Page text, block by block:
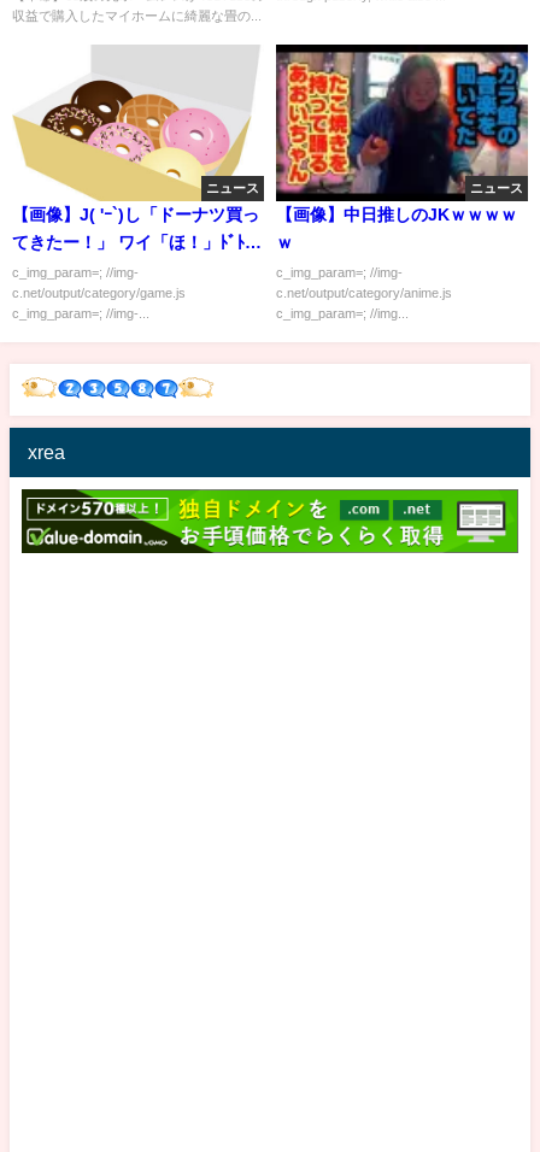
収益で購入したマイホームに綺麗な畳の...
ニュース
【画像】J( 'ｰ`)し「ドーナツ買っ
てきたー！」 ワイ「ほ！」ﾄﾞﾄﾞ
ﾄﾞﾄﾞﾄﾞ←階段を駆け上る音
c_img_param=; //img-
c.net/output/category/game.js
c_img_param=; //img-...
ニュース
【画像】中日推しのJKｗｗｗｗ
ｗ
c_img_param=; //img-
c.net/output/category/anime.js
c_img_param=; //img...
xrea